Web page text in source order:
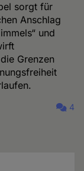
sorgt für
Anschlag
und
Grenzen
4